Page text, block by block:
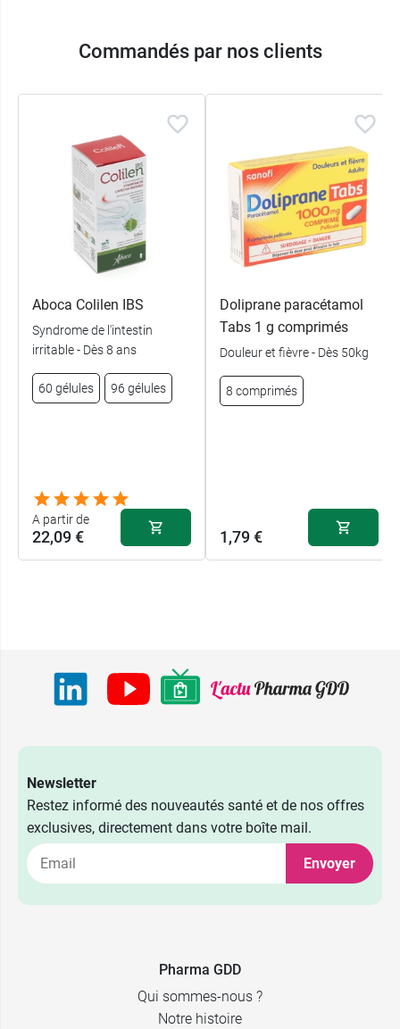
Commandés par nos clients
Aboca Colilen IBS
Syndrome de l'intestin
irritable - Dès 8 ans
60 gélules 96 gélules
A partir de
22,09 €
Doliprane paracétamol
Tabs 1 g comprimés
Douleur et fièvre - Dès 50kg
8 comprimés
1,79 €
Newsletter
Restez informé des nouveautés santé et de nos offres
exclusives, directement dans votre boîte mail.
Envoyer
Pharma GDD
Qui sommes-nous ?
Notre histoire